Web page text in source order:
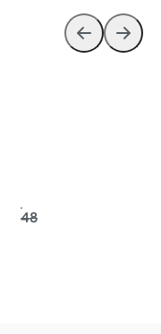
48